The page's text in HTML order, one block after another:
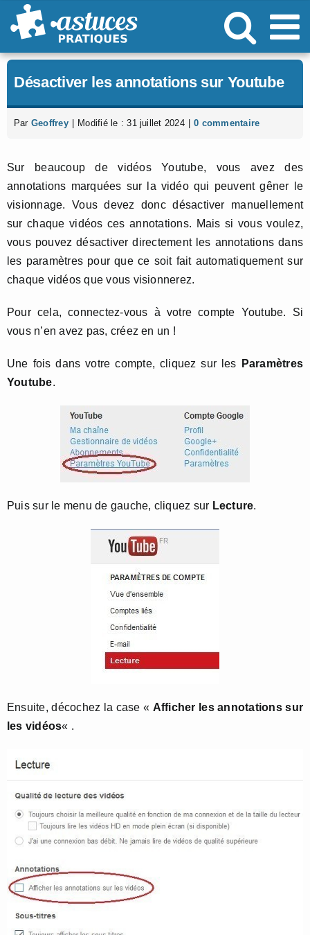
Passer
au
Désactiver les annotations sur Youtube
Par Geoffrey Modifié le : 31 juillet 2024 0 commentaire
Sur beaucoup de vidéos Youtube, vous avez des
annotations marquées sur la vidéo qui peuvent gêner le
visionnage. Vous devez donc désactiver manuellement
sur chaque vidéos ces annotations. Mais si vous voulez,
vous pouvez désactiver directement les annotations dans
les paramètres pour que ce soit fait automatiquement sur
chaque vidéos que vous visionnerez.
Pour cela, connectez-vous à votre compte Youtube. Si
vous n’en avez pas, créez en un !
Une fois dans votre compte, cliquez sur les
Paramètres
Youtube.
Puis sur le menu de gauche, cliquez sur Lecture.
Ensuite, décochez la case « Afficher les annotations sur
les vidéos« .